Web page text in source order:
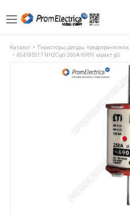
Каталог Тиристоры, диоды,
004185317 NH2C gG 200A/690V характ gG